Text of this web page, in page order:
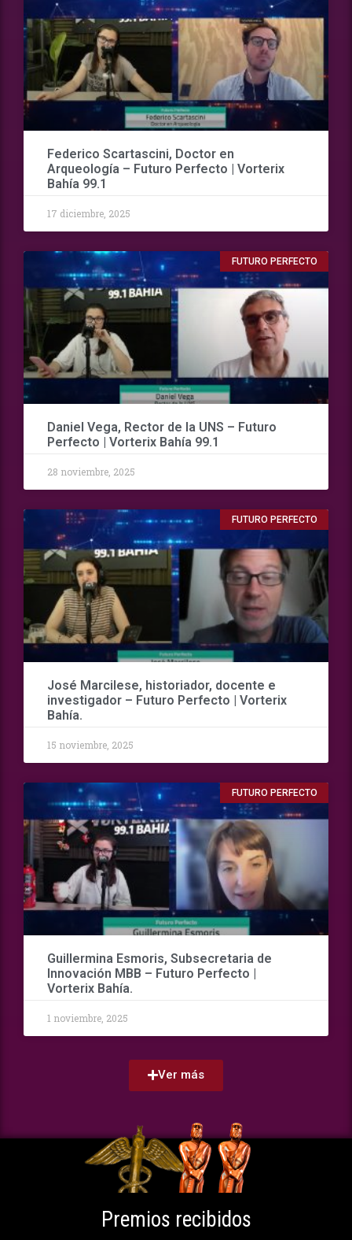
Federico Scartascini, Doctor en
Arqueología – Futuro Perfecto | Vorterix
Bahía 99.1
17 diciembre, 2025
FUTURO PERFECTO
Daniel Vega, Rector de la UNS – Futuro
Perfecto | Vorterix Bahía 99.1
28 noviembre, 2025
FUTURO PERFECTO
José Marcilese, historiador, docente e
investigador – Futuro Perfecto | Vorterix
Bahía.
15 noviembre, 2025
FUTURO PERFECTO
Guillermina Esmoris, Subsecretaria de
Innovación MBB – Futuro Perfecto |
Vorterix Bahía.
1 noviembre, 2025
Ver más
Premios recibidos